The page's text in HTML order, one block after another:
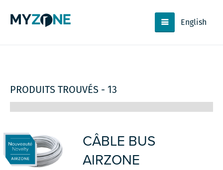
English
PRODUITS TROUVÉS - 13
CÂBLE BUS
AIRZONE